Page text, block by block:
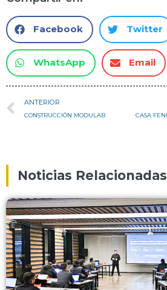
Facebook Twitter
WhatsApp Email
ANTERIOR
CONSTRUCCIÓN MODULAB
Noticias Relacionadas